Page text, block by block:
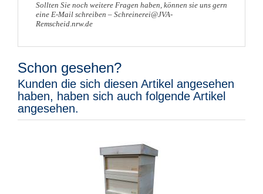
Sollten Sie noch weitere Fragen haben, können sie uns gern
eine E-Mail schreiben – Schreinerei@JVA-
Remscheid.nrw.de
Schon gesehen?
Kunden die sich diesen Artikel angesehen
haben, haben sich auch folgende Artikel
angesehen.